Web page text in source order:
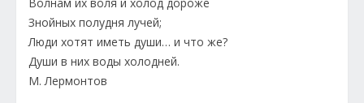
Знойных полудня лучей;
Люди хотят иметь души… и что же?
Души в них воды холодней.
М. Лермонтов